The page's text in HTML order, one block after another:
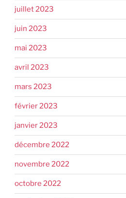
juillet 2023
juin 2023
mai 2023
avril 2023
mars 2023
février 2023
janvier 2023
décembre 2022
novembre 2022
octobre 2022